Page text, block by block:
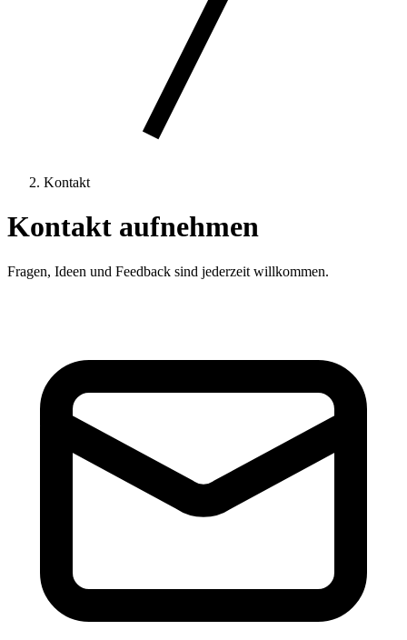
Kontakt
Kontakt aufnehmen
Fragen, Ideen und Feedback sind jederzeit willkommen.